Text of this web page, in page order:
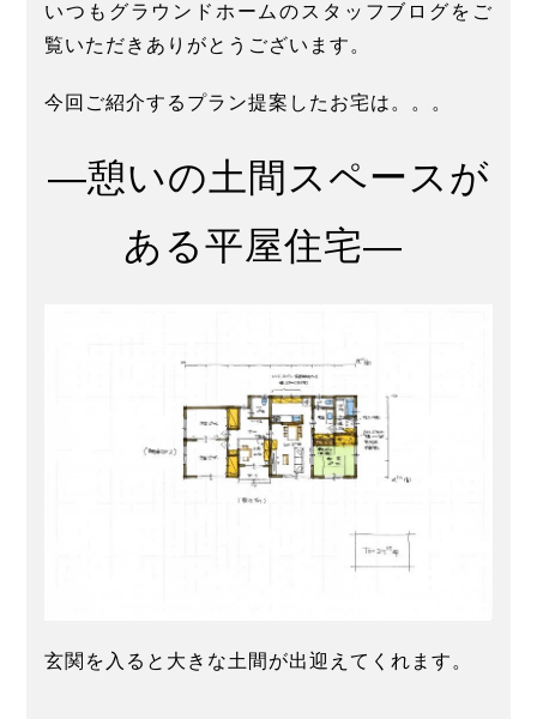
いつもグラウンドホームのスタッフブログをご
覧いただきありがとうございます。
今回ご紹介するプラン提案したお宅は。。。
―憩いの土間スペースが
ある平屋住宅―
玄関を入ると大きな土間が出迎えてくれます。